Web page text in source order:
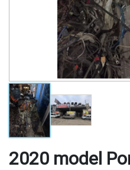
2020 model